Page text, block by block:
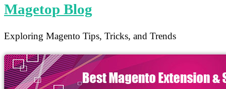
Magetop Blog
Exploring Magento Tips, Tricks, and Trends